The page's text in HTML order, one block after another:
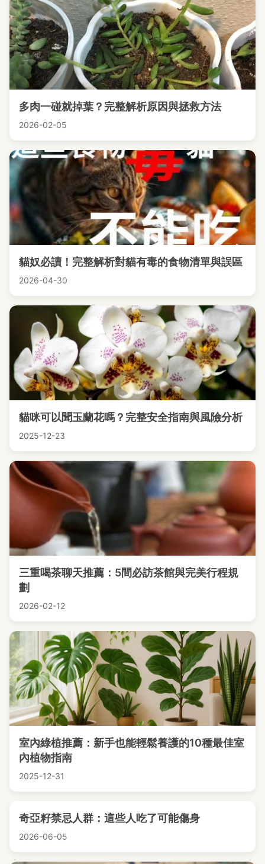
多肉一碰就掉葉？完整解析原因與拯救方法
2026-02-05
貓奴必讀！完整解析對貓有毒的食物清單與誤區
2026-04-30
貓咪可以聞玉蘭花嗎？完整安全指南與風險分析
2025-12-23
三重喝茶聊天推薦：5間必訪茶館與完美行程規
劃
2026-02-12
室內綠植推薦：新手也能輕鬆養護的10種最佳室
內植物指南
2025-12-31
奇亞籽禁忌人群：這些人吃了可能傷身
2026-06-05